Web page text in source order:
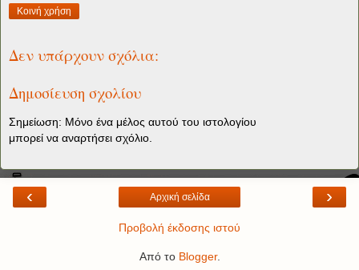
Κοινή χρήση
Δεν υπάρχουν σχόλια:
Δημοσίευση σχολίου
Σημείωση: Μόνο ένα μέλος αυτού του ιστολογίου
μπορεί να αναρτήσει σχόλιο.
‹ ›
Αρχική σελίδα
Προβολή έκδοσης ιστού
Από το Blogger.